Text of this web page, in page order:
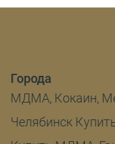
Города
МДМА, Кокаин,
Челябинск